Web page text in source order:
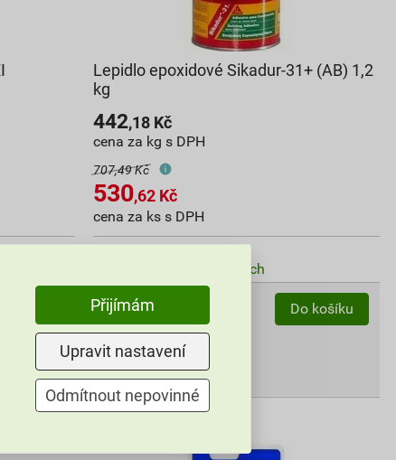
Lepidlo epoxidové Sikadur-31+ (AB) 1,2
kg
442,18Kč
cena za kg s DPH
707,49 Kč
530,62Kč
cena za ks s DPH
Vyberte si prodejnu
Skladem v (31) prodejnách
Do košíku
do košíku přidáte
celkem s DPH
Přijímám
Upravit nastavení
Odmítnout nepovinné